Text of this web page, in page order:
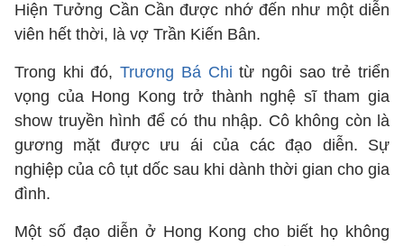
Hiện Tưởng Cần Cần được nhớ đến như một diễn
viên hết thời, là vợ Trần Kiến Bân.
Trong khi đó,Trương Bá Chi từ ngôi sao trẻ triển
vọng của Hong Kong trở thành nghệ sĩ tham gia
show truyền hình để có thu nhập. Cô không còn là
gương mặt được ưu ái của các đạo diễn. Sự
nghiệp của cô tụt dốc sau khi dành thời gian cho gia
đình.
Một số đạo diễn ở Hong Kong cho biết họ không